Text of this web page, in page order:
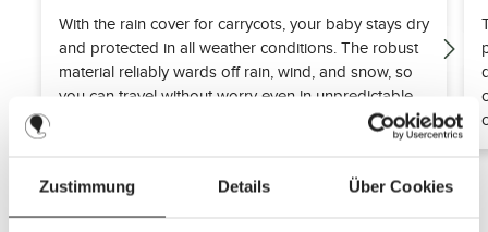
Zustimmung Details Über Cookies
With the rain cover for carrycots, your baby stays dry
and protected in all weather conditions. The robust
material reliably wards off rain, wind, and snow, so
you can travel without worry even in unpredictable